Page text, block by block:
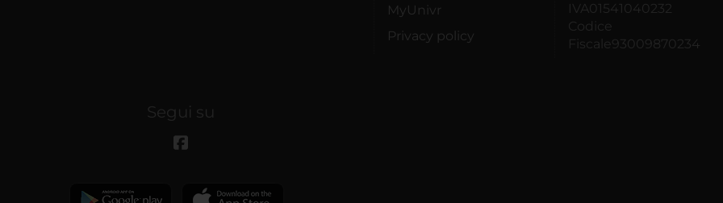
MyUnivr
Privacy policy
IVA01541040232
Codice
Fiscale93009870234
Segui su